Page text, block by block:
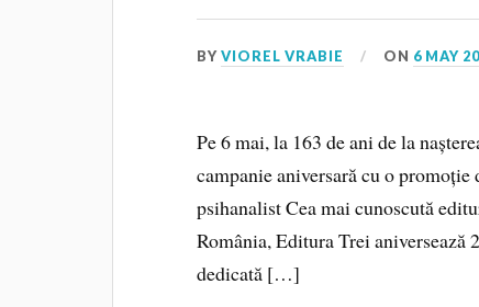
BYVIOREL VRABIE ON 6 MAY
Pe 6 mai, la 163 de ani de la
campanie aniversară cu o
psihanalist Cea mai cunoscută
România, Editura Trei aniversează
dedicată […]